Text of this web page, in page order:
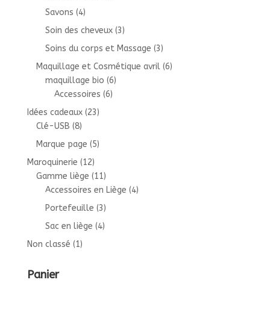
Savons (4)
Soin des cheveux (3)
Soins du corps et Massage (3)
Maquillage et Cosmétique avril (6)
maquillage bio (6)
Accessoires (6)
Idées cadeaux (23)
Clé-USB (8)
Marque page (5)
Maroquinerie (12)
Gamme liège (11)
Accessoires en Liège (4)
Portefeuille (3)
Sac en liège (4)
Non classé (1)
Panier